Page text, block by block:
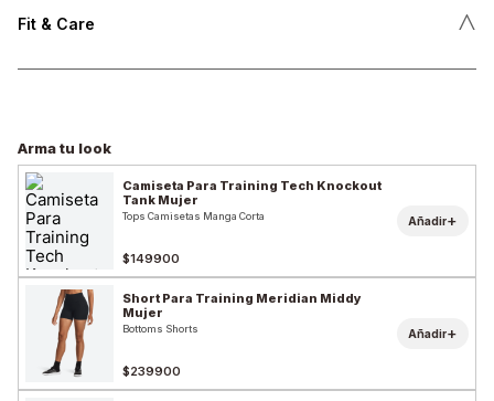
Fit & Care ˄
Arma tu look
Camiseta Para Training Tech Knockout
Tank Mujer
Tops Camisetas Manga Corta
$149900
Añadir+
Short Para Training Meridian Middy
Mujer
Bottoms Shorts
$239900
Añadir+